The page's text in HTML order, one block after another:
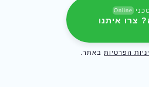
Online
צרו איתנו
הפרטיות באתר.